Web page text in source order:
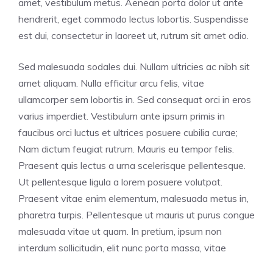
amet, vestibulum metus. Aenean porta dolor ut ante
hendrerit, eget commodo lectus lobortis. Suspendisse
est dui, consectetur in laoreet ut, rutrum sit amet odio.
Sed malesuada sodales dui. Nullam ultricies ac nibh sit
amet aliquam. Nulla efficitur arcu felis, vitae
ullamcorper sem lobortis in. Sed consequat orci in eros
varius imperdiet. Vestibulum ante ipsum primis in
faucibus orci luctus et ultrices posuere cubilia curae;
Nam dictum feugiat rutrum. Mauris eu tempor felis.
Praesent quis lectus a urna scelerisque pellentesque.
Ut pellentesque ligula a lorem posuere volutpat.
Praesent vitae enim elementum, malesuada metus in,
pharetra turpis. Pellentesque ut mauris ut purus congue
malesuada vitae ut quam. In pretium, ipsum non
interdum sollicitudin, elit nunc porta massa, vitae